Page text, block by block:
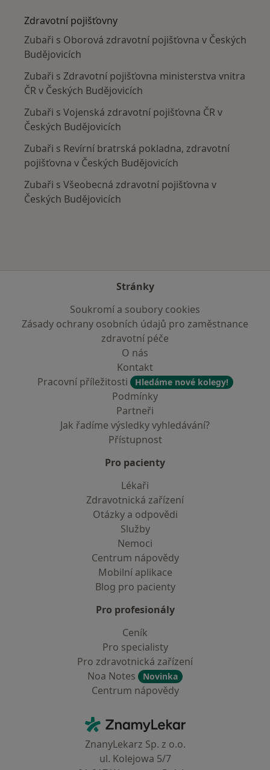
Zdravotní pojišťovny
Zubaři s Oborová zdravotní pojišťovna v Českých
Budějovicích
Zubaři s Zdravotní pojišťovna ministerstva vnitra
ČR v Českých Budějovicích
Zubaři s Vojenská zdravotní pojišťovna ČR v
Českých Budějovicích
Zubaři s Revírní bratrská pokladna, zdravotní
pojišťovna v Českých Budějovicích
Zubaři s Všeobecná zdravotní pojišťovna v
Českých Budějovicích
Stránky
Soukromí a soubory cookies
Zásady ochrany osobních údajů pro zaměstnance
zdravotní péče
O nás
Kontakt
Pracovní příležitosti
Hledáme nové kolegy!
Podmínky
Partneři
Jak řadíme výsledky vyhledávání?
Přístupnost
Pro pacienty
Lékaři
Zdravotnická zařízení
Otázky a odpovědi
Služby
Nemoci
Centrum nápovědy
Mobilní aplikace
Blog pro pacienty
Pro profesionály
Ceník
Pro specialisty
Pro zdravotnická zařízení
Noa Notes
Novinka
Centrum nápovědy
ZnamyLekar - Hlavní stránka
ZnanyLekarz Sp. z o.o.
ul. Kolejowa 5/7